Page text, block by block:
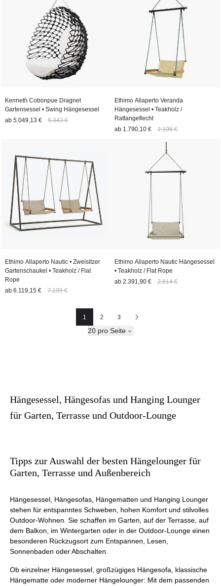
Kenneth Cobonpue Dragnet
Gartensessel • Swing Hängesessel
ab 5.049,13 € 5.343 €
Ethimo Allaperto Veranda
Hängesessel • Teakholz /
Rattangeflecht
ab 1.790,10 € 2.106 €
Ethimo Allaperto Nautic • Zweisitzer
Gartenschaukel • Teakholz / Flat
Rope
ab 6.119,15 € 7.199 €
Ethimo Allaperto Nautic Hängesessel
• Teakholz / Flat Rope
ab 2.391,90 € 2.814 €
Seite
1
Seite
2 3
Nächste
20 pro Seite
Hängesessel, Hängesofas und Hanging Lounger
für Garten, Terrasse und Outdoor-Lounge
Tipps zur Auswahl der besten Hängelounger für
Garten, Terrasse und Außenbereich
Hängesessel, Hängesofas, Hängematten und Hanging Lounger
stehen für entspanntes Schweben, hohen Komfort und stilvolles
Outdoor-Wohnen. Sie schaffen im Garten, auf der Terrasse, auf
dem Balkon, im Wintergarten oder in der Outdoor-Lounge einen
besonderen Rückzugsort zum Entspannen, Lesen,
Sonnenbaden oder Abschalten.
Ob einzelner Hängesessel, großzügiges Hängesofa, klassische
Hängematte oder moderner Hängelounger: Mit dem passenden